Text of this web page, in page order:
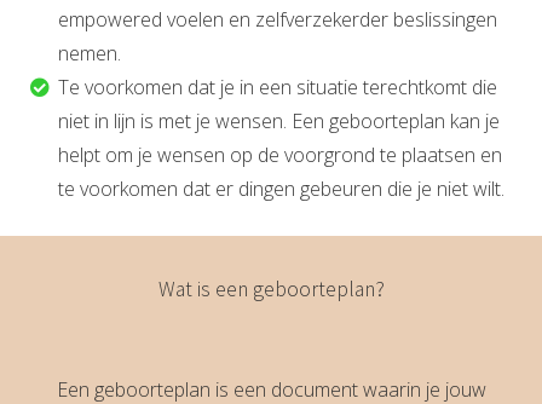
empowered voelen en zelfverzekerder beslissingen
nemen.
Te voorkomen dat je in een situatie terechtkomt die
niet in lijn is met je wensen. Een geboorteplan kan je
helpt om je wensen op de voorgrond te plaatsen en
te voorkomen dat er dingen gebeuren die je niet wilt.
Wat is een geboorteplan?
Een geboorteplan is een document waarin je jouw